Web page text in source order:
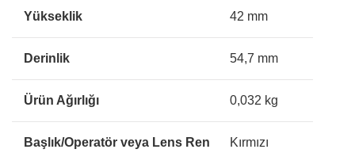
Yükseklik 42 mm
Derinlik 54,7 mm
Ürün Ağırlığı 0,032 kg
Başlık/Operatör veya Lens Ren
Kırmızı